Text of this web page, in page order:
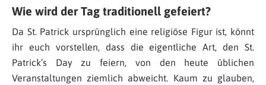
Wie wird der Tag traditionell gefeiert?
Da St. Patrick ursprünglich eine religiöse Figur ist, könnt
ihr euch vorstellen, dass die eigentliche Art, den St.
Patrick’s Day zu feiern, von den heute üblichen
Veranstaltungen ziemlich abweicht. Kaum zu glauben,